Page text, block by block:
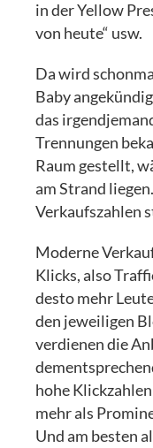
in der Yellow
von heute“ usw.
Da wird
Baby
das
Trennungen
Raum gestellt,
am Strand
Verkaufszahlen
Moderne
Klicks, also
desto mehr
den jeweiligen
verdienen die
hohe
mehr als
Und am besten